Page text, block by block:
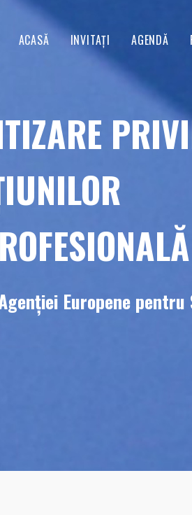
Europene
ACASĂ INVITAŢI AGENDĂ